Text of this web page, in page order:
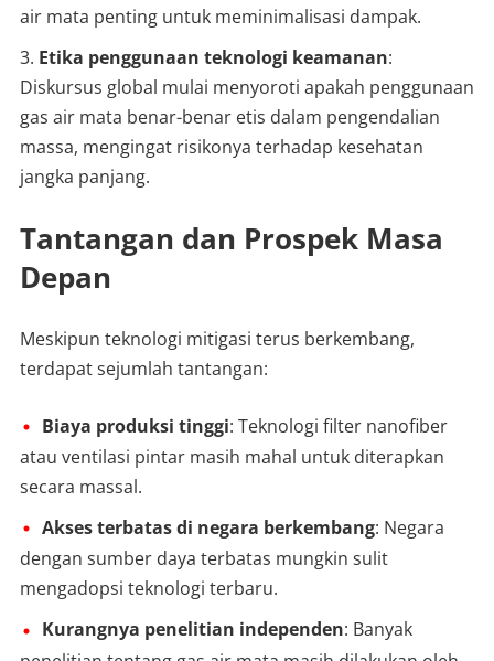
air mata penting untuk meminimalisasi dampak.
Etika penggunaan teknologi keamanan:
Diskursus global mulai menyoroti apakah penggunaan
gas air mata benar-benar etis dalam pengendalian
massa, mengingat risikonya terhadap kesehatan
jangka panjang.
Tantangan dan Prospek Masa
Depan
Meskipun teknologi mitigasi terus berkembang,
terdapat sejumlah tantangan:
Biaya produksi tinggi: Teknologi filter nanofiber
atau ventilasi pintar masih mahal untuk diterapkan
secara massal.
Akses terbatas di negara berkembang: Negara
dengan sumber daya terbatas mungkin sulit
mengadopsi teknologi terbaru.
Kurangnya penelitian independen: Banyak